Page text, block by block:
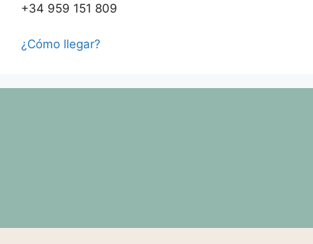
+34 959 151 809
¿Cómo llegar?